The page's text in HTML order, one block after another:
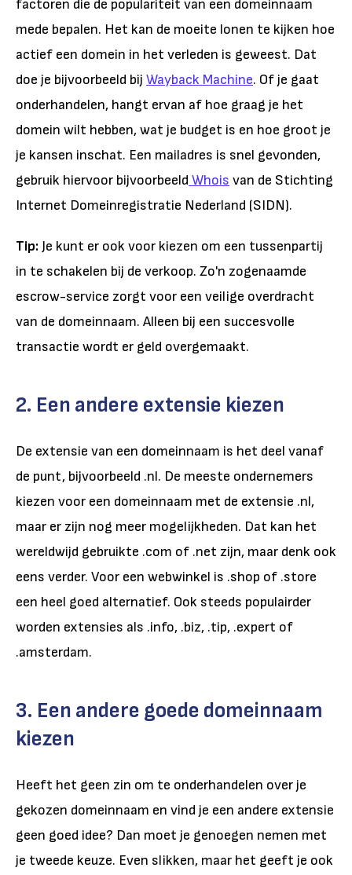
factoren die de populariteit van een domeinnaam
mede bepalen. Het kan de moeite lonen te kijken hoe
actief een domein in het verleden is geweest. Dat
doe je bijvoorbeeld bij Wayback Machine. Of je gaat
onderhandelen, hangt ervan af hoe graag je het
domein wilt hebben, wat je budget is en hoe groot je
je kansen inschat. Een mailadres is snel gevonden,
gebruik hiervoor bijvoorbeeld Whois van de Stichting
Internet Domeinregistratie Nederland (SIDN).
Tip: Je kunt er ook voor kiezen om een tussenpartij
in te schakelen bij de verkoop. Zo'n zogenaamde
escrow-service zorgt voor een veilige overdracht
van de domeinnaam. Alleen bij een succesvolle
transactie wordt er geld overgemaakt.
2. Een andere extensie kiezen
De extensie van een domeinnaam is het deel vanaf
de punt, bijvoorbeeld .nl. De meeste ondernemers
kiezen voor een domeinnaam met de extensie .nl,
maar er zijn nog meer mogelijkheden. Dat kan het
wereldwijd gebruikte .com of .net zijn, maar denk ook
eens verder. Voor een webwinkel is .shop of .store
een heel goed alternatief. Ook steeds populairder
worden extensies als .info, .biz, .tip, .expert of
.amsterdam.
3. Een andere goede domeinnaam
kiezen
Heeft het geen zin om te onderhandelen over je
gekozen domeinnaam en vind je een andere extensie
geen goed idee? Dan moet je genoegen nemen met
je tweede keuze. Even slikken, maar het geeft je ook